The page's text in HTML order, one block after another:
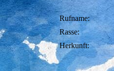
Rufname:
Rasse:
Herkunft: